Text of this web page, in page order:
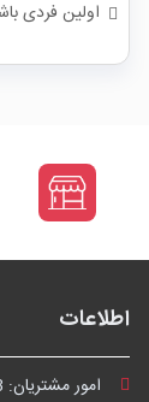
اولین فردی
اطلاعات
امور مشتریان: